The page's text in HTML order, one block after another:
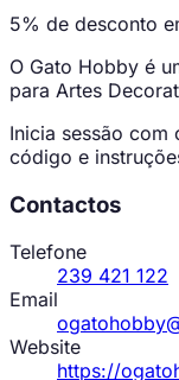
5% de desconto
O Gato Hobby é
para Artes
Inicia sessão com
código e
Contactos
Telefone
239 421 122
Email
Website
https://